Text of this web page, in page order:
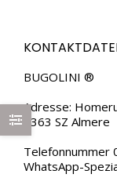
BUGOLINI ®
Adresse:
1363 SZ Almere
Telefonnummer
WhatsApp-